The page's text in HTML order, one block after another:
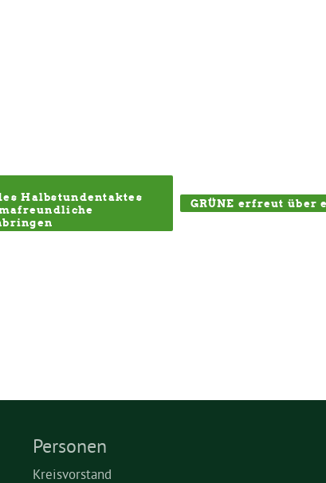
Halbstundentaktes
GRÜNE erfreut über
Personen
Kreisvorstand